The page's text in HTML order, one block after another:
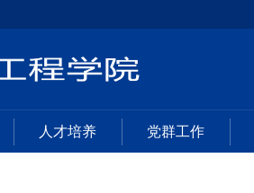
人才培养 党群工作